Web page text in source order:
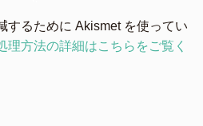
するために Akismet を使ってい
理方法の詳細はこちらをご覧く